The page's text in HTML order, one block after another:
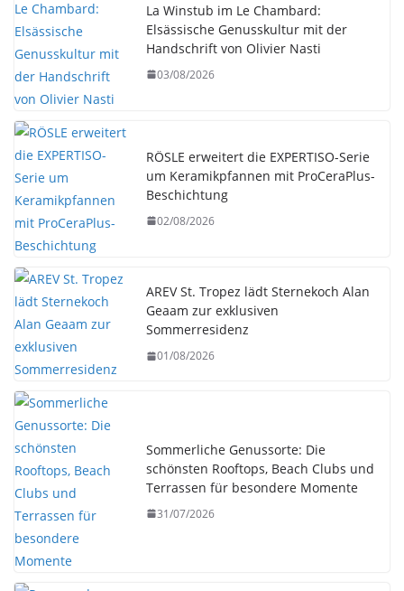
La Winstub im Le Chambard:
Elsässische Genusskultur mit der
Handschrift von Olivier Nasti
03/08/2026
RÖSLE erweitert die EXPERTISO-Serie
um Keramikpfannen mit ProCeraPlus-
Beschichtung
02/08/2026
AREV St. Tropez lädt Sternekoch Alan
Geaam zur exklusiven
Sommerresidenz
01/08/2026
Sommerliche Genussorte: Die
schönsten Rooftops, Beach Clubs und
Terrassen für besondere Momente
31/07/2026